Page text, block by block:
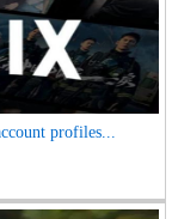
profiles...